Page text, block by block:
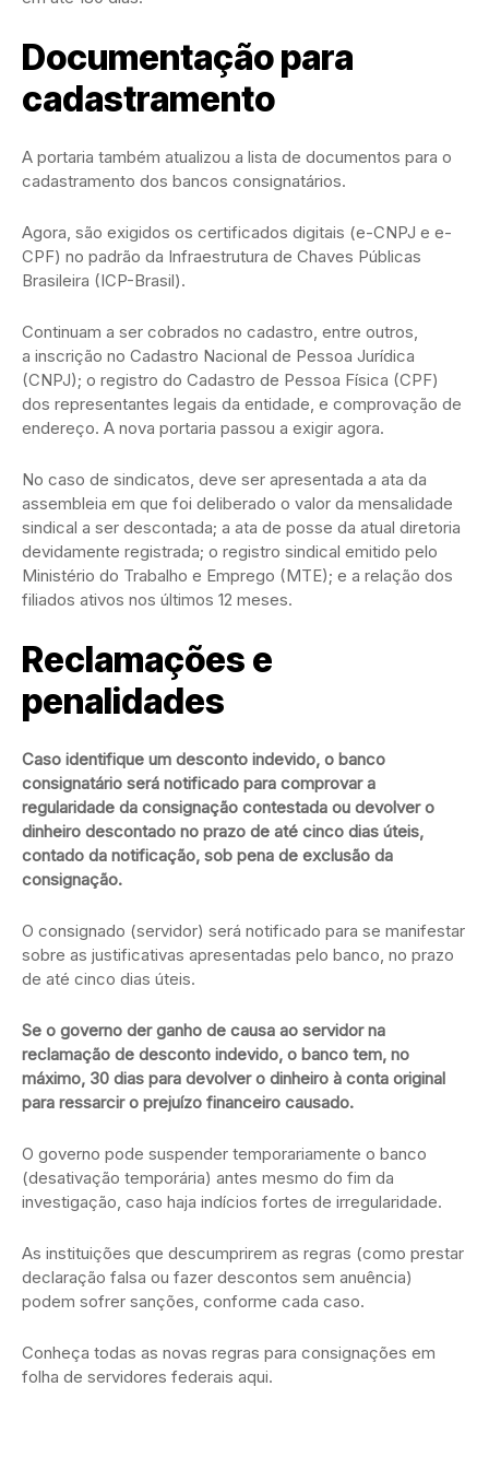
Documentação para
cadastramento
A portaria também atualizou a lista de documentos para o
cadastramento dos bancos consignatários.
Agora, são exigidos os certificados digitais (e-CNPJ e e-
CPF) no padrão da Infraestrutura de Chaves Públicas
Brasileira (ICP-Brasil).
Continuam a ser cobrados no cadastro, entre outros,
a inscrição no Cadastro Nacional de Pessoa Jurídica
(CNPJ); o registro do Cadastro de Pessoa Física (CPF)
dos representantes legais da entidade, e comprovação de
endereço. A nova portaria passou a exigir agora.
No caso de sindicatos, deve ser apresentada a ata da
assembleia em que foi deliberado o valor da mensalidade
sindical a ser descontada; a ata de posse da atual diretoria
devidamente registrada; o registro sindical emitido pelo
Ministério do Trabalho e Emprego (MTE); e a relação dos
filiados ativos nos últimos 12 meses.
Reclamações e
penalidades
Caso identifique um desconto indevido, o banco
consignatário será notificado para comprovar a
regularidade da consignação contestada ou devolver o
dinheiro descontado no prazo de até cinco dias úteis,
contado da notificação, sob pena de exclusão da
consignação.
O consignado (servidor) será notificado para se manifestar
sobre as justificativas apresentadas pelo banco, no prazo
de até cinco dias úteis.
Se o governo der ganho de causa ao servidor na
reclamação de desconto indevido, o banco tem, no
máximo, 30 dias para devolver o dinheiro à conta original
para ressarcir o prejuízo financeiro causado.
O governo pode suspender temporariamente o banco
(desativação temporária) antes mesmo do fim da
investigação, caso haja indícios fortes de irregularidade.
As instituições que descumprirem as regras (como prestar
declaração falsa ou fazer descontos sem anuência)
podem sofrer sanções, conforme cada caso.
Conheça todas as novas regras para consignações em
folha de servidores federais aqui.